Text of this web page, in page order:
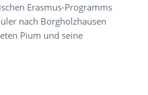
Erasmus-Programms
nach Borgholzhausen
Pium und seine